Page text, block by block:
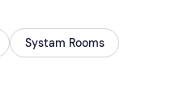
Systam Rooms